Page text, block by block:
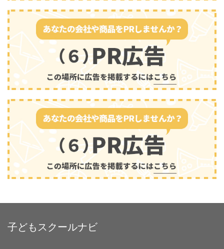
子どもスクールナビ